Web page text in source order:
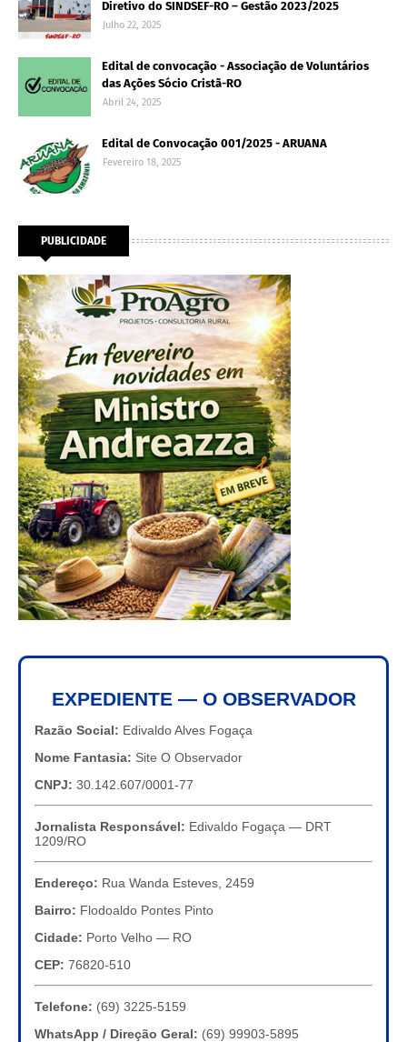
Diretivo do SINDSEF-RO – Gestão 2023/2025
Julho 22, 2025
Edital de convocação - Associação de Voluntários
das Ações Sócio Cristã-RO
Abril 24, 2025
Edital de Convocação 001/2025 - ARUANA
Fevereiro 18, 2025
PUBLICIDADE
EXPEDIENTE — O OBSERVADOR
Razão Social: Edivaldo Alves Fogaça
Nome Fantasia: Site O Observador
CNPJ: 30.142.607/0001-77
Jornalista Responsável: Edivaldo Fogaça — DRT
1209/RO
Endereço: Rua Wanda Esteves, 2459
Bairro: Flodoaldo Pontes Pinto
Cidade: Porto Velho — RO
CEP: 76820-510
Telefone: (69) 3225-5159
WhatsApp / Direção Geral: (69) 99903-5895